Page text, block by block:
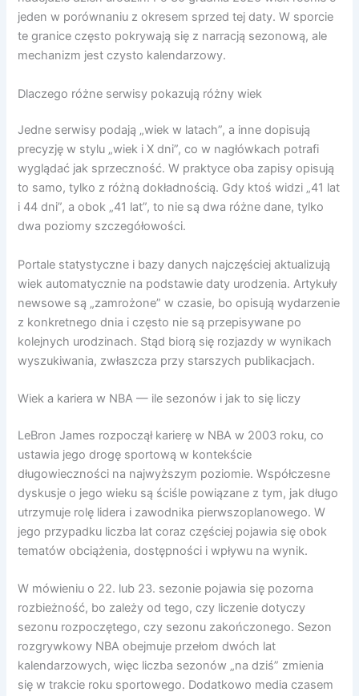
jeden w porównaniu z okresem sprzed tej daty. W sporcie
te granice często pokrywają się z narracją sezonową, ale
mechanizm jest czysto kalendarzowy.
Dlaczego różne serwisy pokazują różny wiek
Jedne serwisy podają „wiek w latach”, a inne dopisują
precyzję w stylu „wiek i X dni”, co w nagłówkach potrafi
wyglądać jak sprzeczność. W praktyce oba zapisy opisują
to samo, tylko z różną dokładnością. Gdy ktoś widzi „41 lat
i 44 dni”, a obok „41 lat”, to nie są dwa różne dane, tylko
dwa poziomy szczegółowości.
Portale statystyczne i bazy danych najczęściej aktualizują
wiek automatycznie na podstawie daty urodzenia. Artykuły
newsowe są „zamrożone” w czasie, bo opisują wydarzenie
z konkretnego dnia i często nie są przepisywane po
kolejnych urodzinach. Stąd biorą się rozjazdy w wynikach
wyszukiwania, zwłaszcza przy starszych publikacjach.
Wiek a kariera w NBA — ile sezonów i jak to się liczy
LeBron James rozpoczął karierę w NBA w 2003 roku, co
ustawia jego drogę sportową w kontekście
długowieczności na najwyższym poziomie. Współczesne
dyskusje o jego wieku są ściśle powiązane z tym, jak długo
utrzymuje rolę lidera i zawodnika pierwszoplanowego. W
jego przypadku liczba lat coraz częściej pojawia się obok
tematów obciążenia, dostępności i wpływu na wynik.
W mówieniu o 22. lub 23. sezonie pojawia się pozorna
rozbieżność, bo zależy od tego, czy liczenie dotyczy
sezonu rozpoczętego, czy sezonu zakończonego. Sezon
rozgrywkowy NBA obejmuje przełom dwóch lat
kalendarzowych, więc liczba sezonów „na dziś” zmienia
się w trakcie roku sportowego. Dodatkowo media czasem